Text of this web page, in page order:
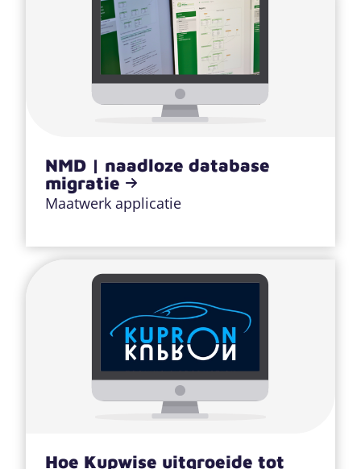
NMD | naadloze database
migratie
Maatwerk applicatie
Hoe Kupwise uitgroeide tot